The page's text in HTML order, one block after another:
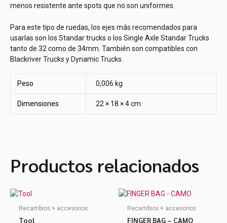
menos resistente ante spots que no son uniformes.
Para este tipo de ruedas, los ejes más recomendados para
usarlas son los Standar trucks o los Single Axle Standar Trucks
tanto de 32 como de 34mm. También son compatibles con
Blackriver Trucks y Dynamic Trucks.
Peso 0,006 kg
Dimensiones 22 × 18 × 4 cm
Productos relacionados
Recambios + accesorios
Tool
Recambios + accesorios
FINGER BAG – CAMO